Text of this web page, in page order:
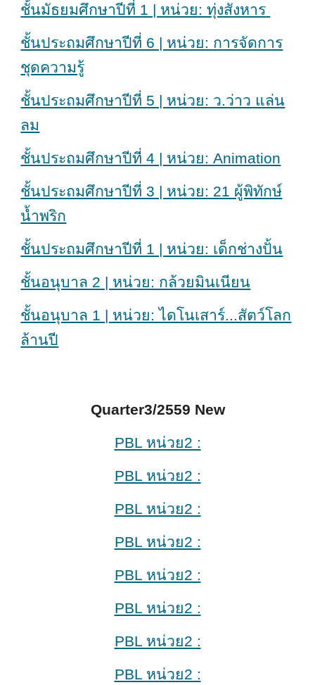
ชั้นมัธยมศึกษาปีที่ 1 | หน่วย: ทุ่งสังหาร
ชั้นประถมศึกษาปีที่ 6 | หน่วย: การจัดการ
ชุดความรู้
ชั้นประถมศึกษาปีที่ 5 | หน่วย: ว.ว่าว แล่น
ลม
ชั้นประถมศึกษาปีที่ 4 | หน่วย: Animation
ชั้นประถมศึกษาปีที่ 3 | หน่วย: 21 ผู้พิทักษ์
น้ำพริก
ชั้นประถมศึกษาปีที่ 1 | หน่วย: เด็กช่างปั้น
ชั้นอนุบาล 2 | หน่วย: กล้วยมินเนียน
ชั้นอนุบาล 1 | หน่วย: ไดโนเสาร์...สัตว์โลก
ล้านปี
Quarter3/2559 New
PBL หน่วย2 :
PBL หน่วย2 :
PBL หน่วย2 :
PBL หน่วย2 :
PBL หน่วย2 :
PBL หน่วย2 :
PBL หน่วย2 :
PBL หน่วย2 :